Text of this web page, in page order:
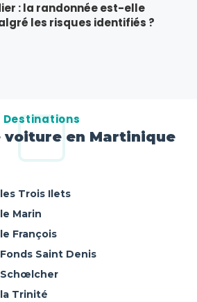
: la randonnée est-elle
les risques identifiés ?
Destinations
voiture en Martinique
Trois Ilets
Marin
François
Saint Denis
Trinité